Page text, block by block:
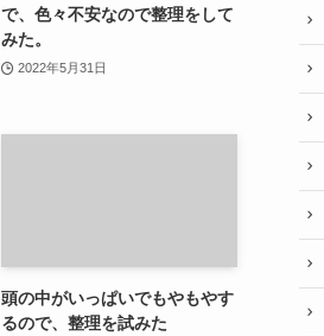
で、色々不安なので整理をして
みた。
2022年5月31日
頭の中がいっぱいでもやもやす
るので、整理を試みた